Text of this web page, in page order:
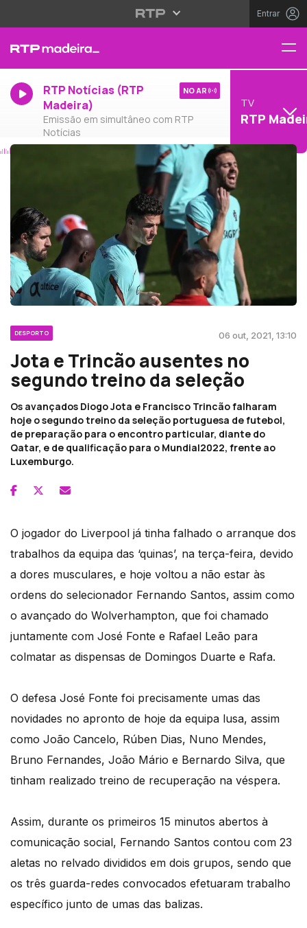
Entrar
RTP Notícias (RTP
Madeira)
Emissão em simultâneo com RTP
Notícias
NO AR
TV
RTP
DESPORTO 06 out, 2021, 13:10
Jota e Trincão ausentes no
segundo treino da seleção
Os avançados Diogo Jota e Francisco Trincão falharam
hoje o segundo treino da seleção portuguesa de futebol,
de preparação para o encontro particular, diante do
Qatar, e de qualificação para o Mundial2022, frente ao
Luxemburgo.
O jogador do Liverpool já tinha falhado o arranque dos
trabalhos da equipa das ‘quinas’, na terça-feira, devido
a dores musculares, e hoje voltou a não estar às
ordens do selecionador Fernando Santos, assim como
o avançado do Wolverhampton, que foi chamado
juntamente com José Fonte e Rafael Leão para
colmatar as dispensas de Domingos Duarte e Rafa.
O defesa José Fonte foi precisamente umas das
novidades no apronto de hoje da equipa lusa, assim
como João Cancelo, Rúben Dias, Nuno Mendes,
Bruno Fernandes, João Mário e Bernardo Silva, que
tinham realizado treino de recuperação na véspera.
Assim, durante os primeiros 15 minutos abertos à
comunicação social, Fernando Santos contou com 23
aletas no relvado divididos em dois grupos, sendo que
os três guarda-redes convocados efetuaram trabalho
específico junto de umas das balizas.